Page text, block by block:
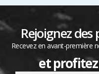
Rejoignez des
Recevez en avant-première
et profitez